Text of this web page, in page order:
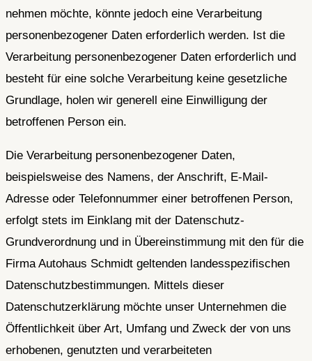
nehmen möchte, könnte jedoch eine Verarbeitung
personenbezogener Daten erforderlich werden. Ist die
Verarbeitung personenbezogener Daten erforderlich und
besteht für eine solche Verarbeitung keine gesetzliche
Grundlage, holen wir generell eine Einwilligung der
betroffenen Person ein.
Die Verarbeitung personenbezogener Daten,
beispielsweise des Namens, der Anschrift, E-Mail-
Adresse oder Telefonnummer einer betroffenen Person,
erfolgt stets im Einklang mit der Datenschutz-
Grundverordnung und in Übereinstimmung mit den für die
Firma Autohaus Schmidt geltenden landesspezifischen
Datenschutzbestimmungen. Mittels dieser
Datenschutzerklärung möchte unser Unternehmen die
Öffentlichkeit über Art, Umfang und Zweck der von uns
erhobenen, genutzten und verarbeiteten